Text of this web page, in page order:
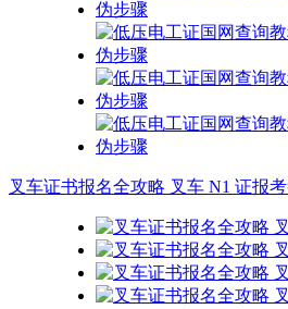
叉车证书报名全攻略 叉车 N1 证报